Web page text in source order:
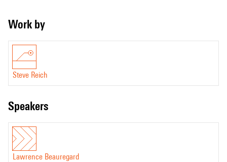
Work by
Steve Reich
speakers
Lawrence Beauregard